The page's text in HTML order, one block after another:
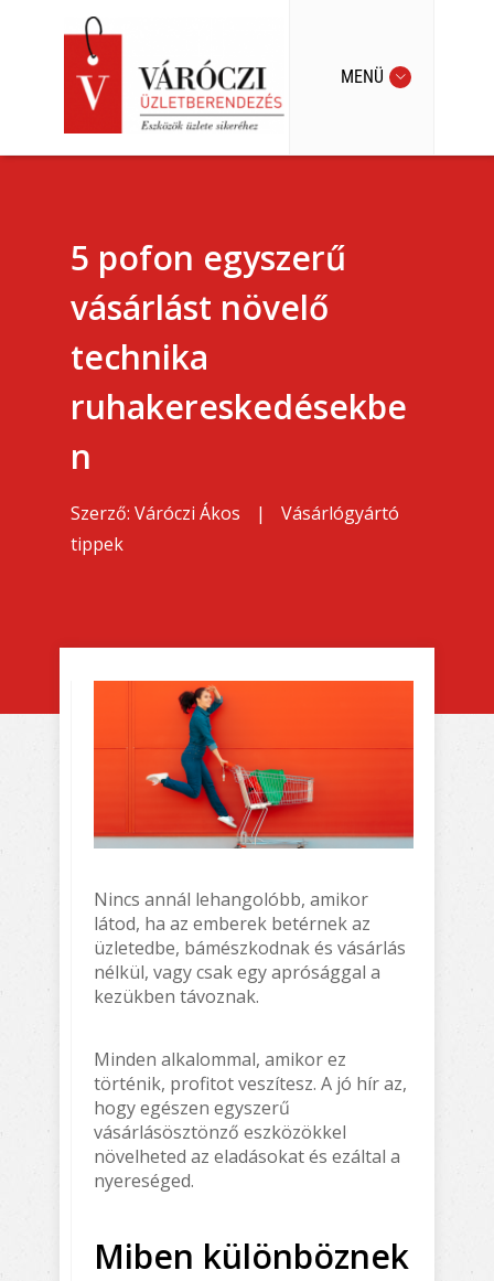
MENÜ
5 pofon egyszerű
vásárlást növelő
technika
ruhakereskedésekbe
n
Szerző: Váróczi Ákos |
Vásárlógyártó
tippek
Nincs annál lehangolóbb, amikor
látod, ha az emberek betérnek az
üzletedbe, bámészkodnak és vásárlás
nélkül, vagy csak egy aprósággal a
kezükben távoznak.
Minden alkalommal, amikor ez
történik, profitot veszítesz. A jó hír az,
hogy egészen egyszerű
vásárlásösztönző eszközökkel
növelheted az eladásokat és ezáltal a
nyereséged.
Miben különböznek